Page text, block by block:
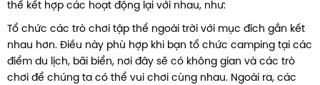
thể kết hợp các hoạt động lại với nhau, như:
Tổ chức các trò chơi tập thể ngoài trời với mục đích gắn kết
nhau hơn. Điều này phù hợp khi bạn tổ chức camping tại các
điểm du lịch, bãi biển, nơi đây sẽ có không gian và các trò
chơi để chúng ta có thể vui chơi cùng nhau. Ngoài ra, các